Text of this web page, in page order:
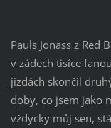
Pauls Jonass z Red
v zádech tisíce
jízdách skončil
doby, co jsem jako
vždycky můj sen,